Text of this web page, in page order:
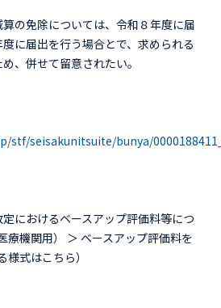
の免除については、令和８年度に届
に届出を行う場合とで、求められる
、併せて留意されたい。
stf/seisakunitsuite/bunya/
定におけるベースアップ評価料等につ
療機関用） ＞ ベースアップ評価料を
式はこちら）